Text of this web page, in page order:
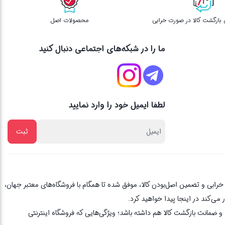
محصولات اصل
ما را در شبکه‌های اجتماعی دنبال کنید
لطفا ایمیل خود را وارد نمایید
یک دهه تجربه، با پایبندی به اصل مشتری مداری ، 3 روز ضمانت بازگشت کالا در صورت خرابی و تضمین اصل‌بودن کالا، موفق شده تا همگام با فروشگاه‌های معتبر جهان،
در اینجا پیدا خواهید کرد.
بازگشت کالا هم داشته باشد؛ ویژگی‌هایی که فروشگاه اینترنتی